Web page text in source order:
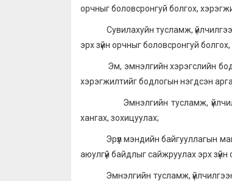
орчныг боловсронгуй болгох,
Сувилахуйн тусламж,
эрх зүйн орчныг боловсронгуй
Эм, эмнэлгийн хэрэгслийн
хэрэгжилтийг бодлогын нэгдсэн арга
Эмнэлгийн тусламж,
хангах, зохицуулах;
Эрүүл мэндийн байгууллагын
аюулгүй байдлыг сайжруулах эрх
Эмнэлгийн тусламж, үйлчилгээнд